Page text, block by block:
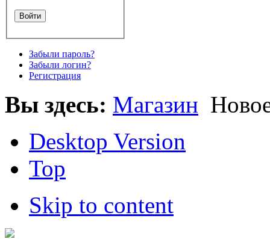
Забыли пароль?
Забыли логин?
Регистрация
Вы здесь: Магазин
Desktop Version
Top
Skip to content